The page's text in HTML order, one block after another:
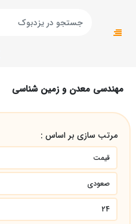
صفحه اصلی
مهندسی معدن و زمین شناسی
مرتب سازی بر اساس :